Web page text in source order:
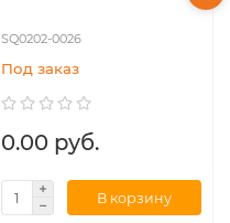
SQ0202-0026
Под заказ
0.00 руб.
В корзину